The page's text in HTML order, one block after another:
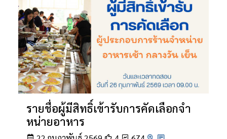
รายชื่อผู้มีสิทธิ์เข้ารับการคัดเลือกจํา
หน่ายอาหาร